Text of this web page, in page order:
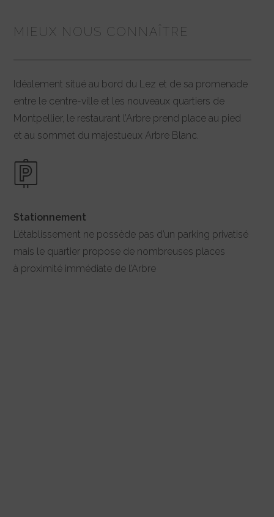
MIEUX NOUS CONNAÎTRE
Idéalement situé au bord du Lez et de sa promenade
entre le centre-ville et les nouveaux quartiers de
Montpellier, le restaurant l’Arbre prend place au pied
et au sommet du majestueux Arbre Blanc.
Stationnement
L’établissement ne possède pas d’un parking privatisé
mais le quartier propose de nombreuses places
à proximité immédiate de l’Arbre